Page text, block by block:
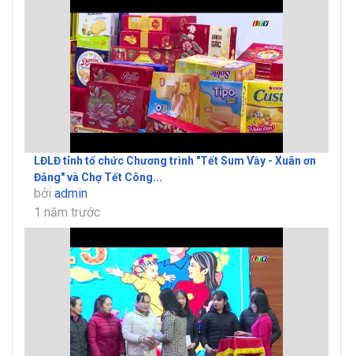
LĐLĐ tỉnh tổ chức Chương trình "Tết Sum Vầy - Xuân ơn
Đảng" và Chợ Tết Công...
bởi admin
1 năm trước